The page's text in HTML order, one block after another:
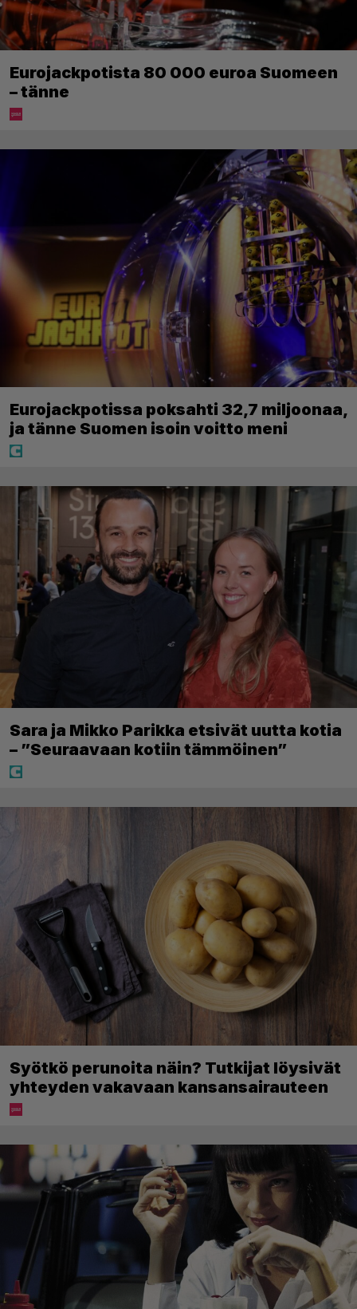
Eurojackpotista 80 000 euroa Suomeen
– tänne
Eurojackpotissa poksahti 32,7 miljoonaa,
ja tänne Suomen isoin voitto meni
Sara ja Mikko Parikka etsivät uutta kotia
– ”Seuraavaan kotiin tämmöinen”
Syötkö perunoita näin? Tutkijat löysivät
yhteyden vakavaan kansansairauteen